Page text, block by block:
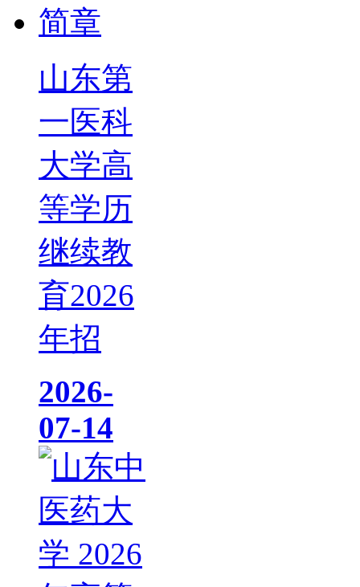
山东第
一医科
大学高
等学历
继续教
育2026
年招
2026-
07-14